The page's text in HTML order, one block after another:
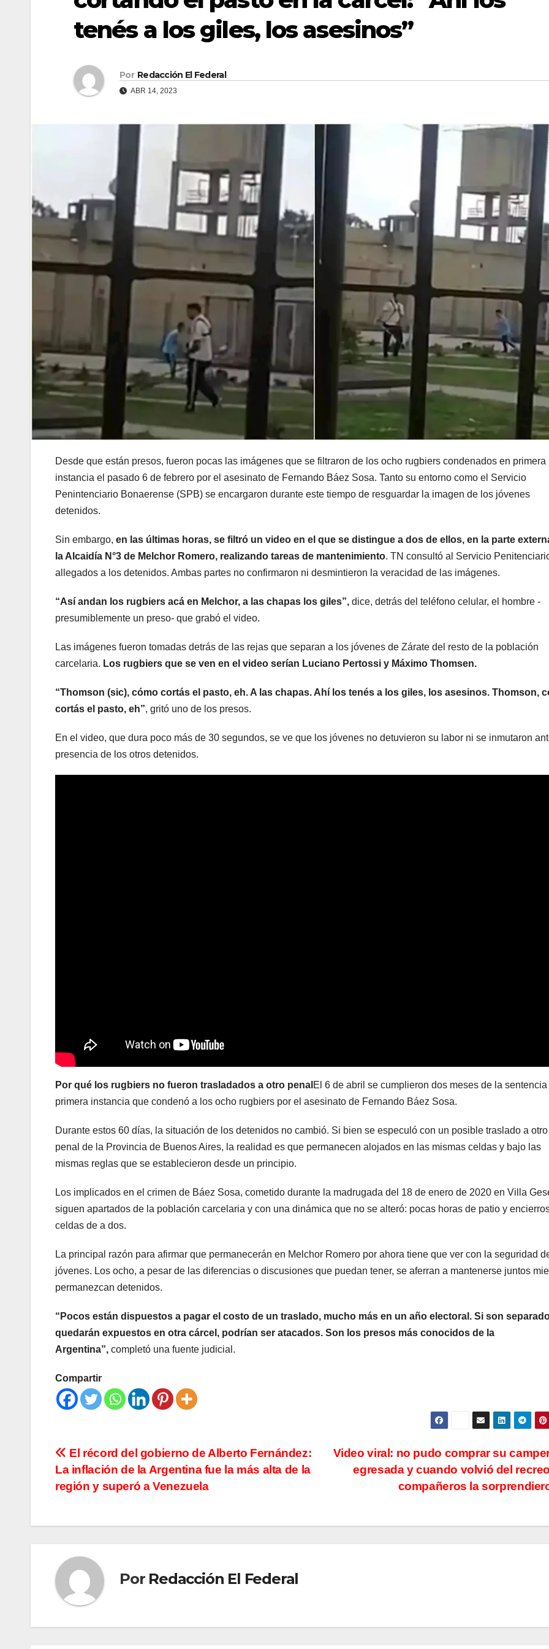
tenés a los giles, los asesinos”
Por Redacción El Federal
ABR 14, 2023
Desde que están presos, fueron pocas las imágenes que se filtraron de los ocho rugbiers condenados en primera
instancia el pasado 6 de febrero por el asesinato de Fernando Báez Sosa. Tanto su entorno como el Servicio
Penintenciario Bonaerense (SPB) se encargaron durante este tiempo de resguardar la imagen de los jóvenes
detenidos.
Sin embargo, en las últimas horas, se filtró un video en el que se distingue a dos de ellos, en la parte
la Alcaidía N°3 de Melchor Romero, realizando tareas de mantenimiento. TN consultó al Servicio
allegados a los detenidos. Ambas partes no confirmaron ni desmintieron la veracidad de las imágenes.
“Así andan los rugbiers acá en Melchor, a las chapas los giles”, dice, detrás del teléfono celular, el hombre -
presumiblemente un preso- que grabó el video.
Las imágenes fueron tomadas detrás de las rejas que separan a los jóvenes de Zárate del resto de la población
carcelaria. Los rugbiers que se ven en el video serían Luciano Pertossi y Máximo Thomsen.
“Thomson (sic), cómo cortás el pasto, eh. A las chapas. Ahí los tenés a los giles, los asesinos. Thomson,
cortás el pasto, eh”, gritó uno de los presos.
En el video, que dura poco más de 30 segundos, se ve que los jóvenes no detuvieron su labor ni se inmutaron
presencia de los otros detenidos.
Por qué los rugbiers no fueron trasladados a otro penal El 6 de abril se cumplieron dos meses de la sentencia
primera instancia que condenó a los ocho rugbiers por el asesinato de Fernando Báez Sosa.
Durante estos 60 días, la situación de los detenidos no cambió. Si bien se especuló con un posible traslado a otro
penal de la Provincia de Buenos Aires, la realidad es que permanecen alojados en las mismas celdas y bajo las
mismas reglas que se establecieron desde un principio.
Los implicados en el crimen de Báez Sosa, cometido durante la madrugada del 18 de enero de 2020 en Villa
siguen apartados de la población carcelaria y con una dinámica que no se alteró: pocas horas de patio y
celdas de a dos.
La principal razón para afirmar que permanecerán en Melchor Romero por ahora tiene que ver con la seguridad
jóvenes. Los ocho, a pesar de las diferencias o discusiones que puedan tener, se aferran a mantenerse juntos
permanezcan detenidos.
“Pocos están dispuestos a pagar el costo de un traslado, mucho más en un año electoral. Si son
quedarán expuestos en otra cárcel, podrían ser atacados. Son los presos más conocidos de la
Argentina”, completó una fuente judicial.
Compartir
Navegación
de
Video viral: no pudo comprar su
egresada y cuando volvió del
compañeros la
El récord del gobierno de Alberto Fernández:
La inflación de la Argentina fue la más alta de la
región y superó a Venezuela
Por Redacción El Federal
MENDOZA
El Financial
Times publicó
la finca en
que CEOs y
millonarios de
tecnológicas
planean
posible
“apocalipsis” y
guerra nuclear
MENDOZA
Los
8 AGOSTO,
Messi, el papá
ARGENTINA
Delincuente
abusó de una
ingresar en su
casa de
Mendoza para
robarle: fue
cuando
escapaba
que se
policía
robar